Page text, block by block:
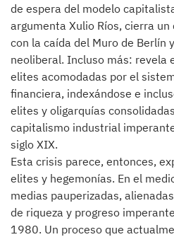
de espera del modelo
argumenta Xulio Ríos, cierra
con la caída del Muro de Berlín
neoliberal. Incluso más: revela
elites acomodadas por el
financiera, indexándose e
elites y oligarquías
capitalismo industrial
siglo XIX.
Esta crisis parece, entonces,
elites y hegemonías. En el
medias pauperizadas,
de riqueza y progreso
1980. Un proceso que